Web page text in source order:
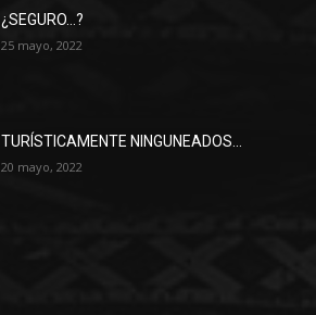
¿SEGURO…?
25 mayo, 2022
TURÍSTICAMENTE NINGUNEADOS…
20 mayo, 2022